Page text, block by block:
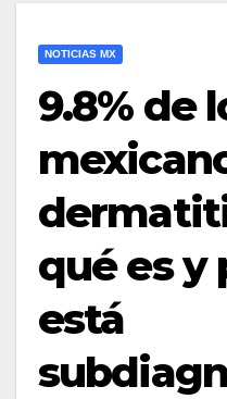
NOTICIAS MX
9.8% de
qué es y
está